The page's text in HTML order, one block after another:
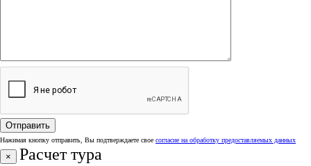
Нажимая кнопку отправить, Вы подтверждаете свое согласие на обработку предоставляемых данных
× Расчет тура